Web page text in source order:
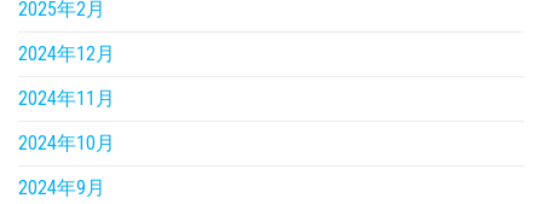
2025年2月
2024年12月
2024年11月
2024年10月
2024年9月